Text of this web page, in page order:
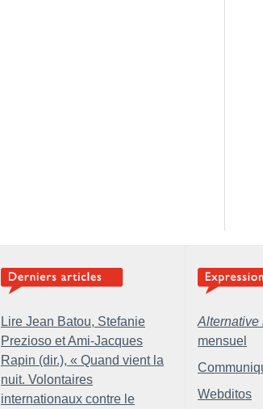
Lire Jean Batou, Stefanie
Prezioso et Ami-Jacques
Rapin (dir.), « Quand vient la
nuit. Volontaires
internationaux contre le
Alternative
mensuel
Webditos